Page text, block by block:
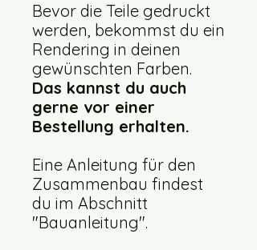
Bevor die Teile gedruckt
werden, bekommst du ein
Rendering in deinen
gewünschten Farben.
Das kannst du auch
gerne vor einer
Bestellung erhalten.
Eine Anleitung für den
Zusammenbau findest
du im Abschnitt
"Bauanleitung".